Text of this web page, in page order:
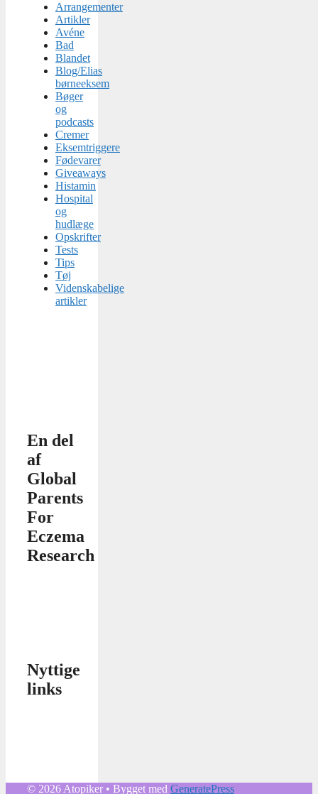
Arrangementer
Artikler
Avéne
Bad
Blandet
Blog/Elias
børneeksem
Bøger
og
podcasts
Cremer
Eksemtriggere
Fødevarer
Giveaways
Histamin
Hospital
og
hudlæge
Opskrifter
Tests
Tips
Tøj
Videnskabelige
artikler
En del
af
Global
Parents
For
Eczema
Research
Nyttige
links
© 2026 Atopiker • Bygget med GeneratePress